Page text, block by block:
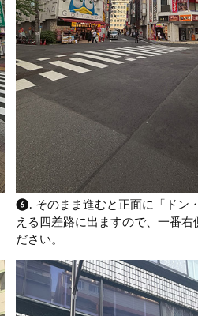
❻. そのまま進むと正面に「ドン
える四差路に出ますので、一番右
ださい。